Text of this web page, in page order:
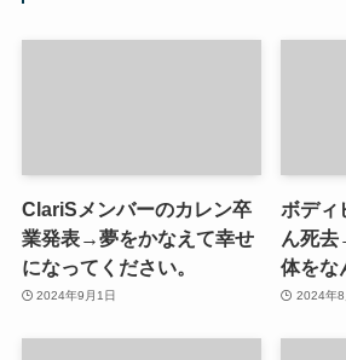
ClariSメンバーのカレン卒
業発表→夢をかなえて幸せ
になってください。
2024年9月1日
ボディ
ん死
体をな
2024年8